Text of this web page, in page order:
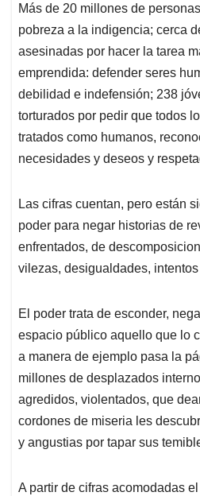
Más de 20 millones de
pobreza a la indigencia; cerca
asesinadas por hacer la tarea
emprendida: defender seres
debilidad e indefensión; 238
torturados por pedir que todos
tratados como humanos,
necesidades y deseos y
Las cifras cuentan, pero están
poder para negar historias de
enfrentados, de
vilezas, desigualdades,
El poder trata de esconder,
espacio público aquello que lo
a manera de ejemplo pasa la
millones de desplazados
agredidos, violentados, que
cordones de miseria les
y angustias por tapar sus
A partir de cifras acomodadas